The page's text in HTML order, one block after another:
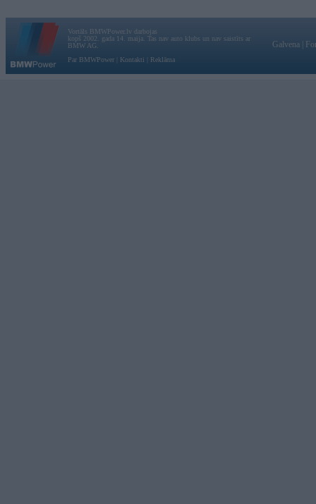
Vortāls BMWPower.lv darbojas
kopš 2002. gada 14. maija. Tas nav auto klubs un nav saistīts ar
BMW AG.
Par BMWPower
Kontakti Reklāma
Galvena